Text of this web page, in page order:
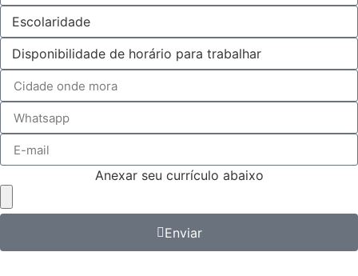
Anexar seu currículo abaixo
Enviar